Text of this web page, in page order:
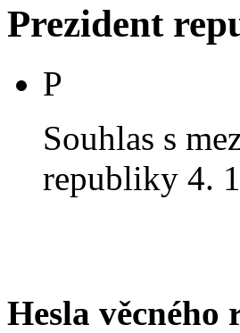
Prezident
P
Souhlas s
republiky 4.
Hesla